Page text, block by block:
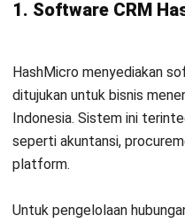
1. Software CRM
CRM Management System
HashMicro menyediakan
ditujukan untuk bisnis
Indonesia. Sistem ini
seperti akuntansi,
platform.
Untuk pengelolaan